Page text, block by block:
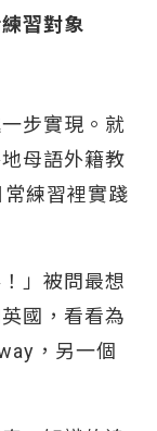
習對象
步實現。就
母語外籍教
練習裡實踐
」被問最想
國，看看為
，另一個